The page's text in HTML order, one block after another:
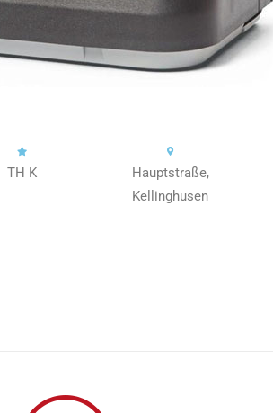
TH K
Hauptstraße,
Kellinghusen